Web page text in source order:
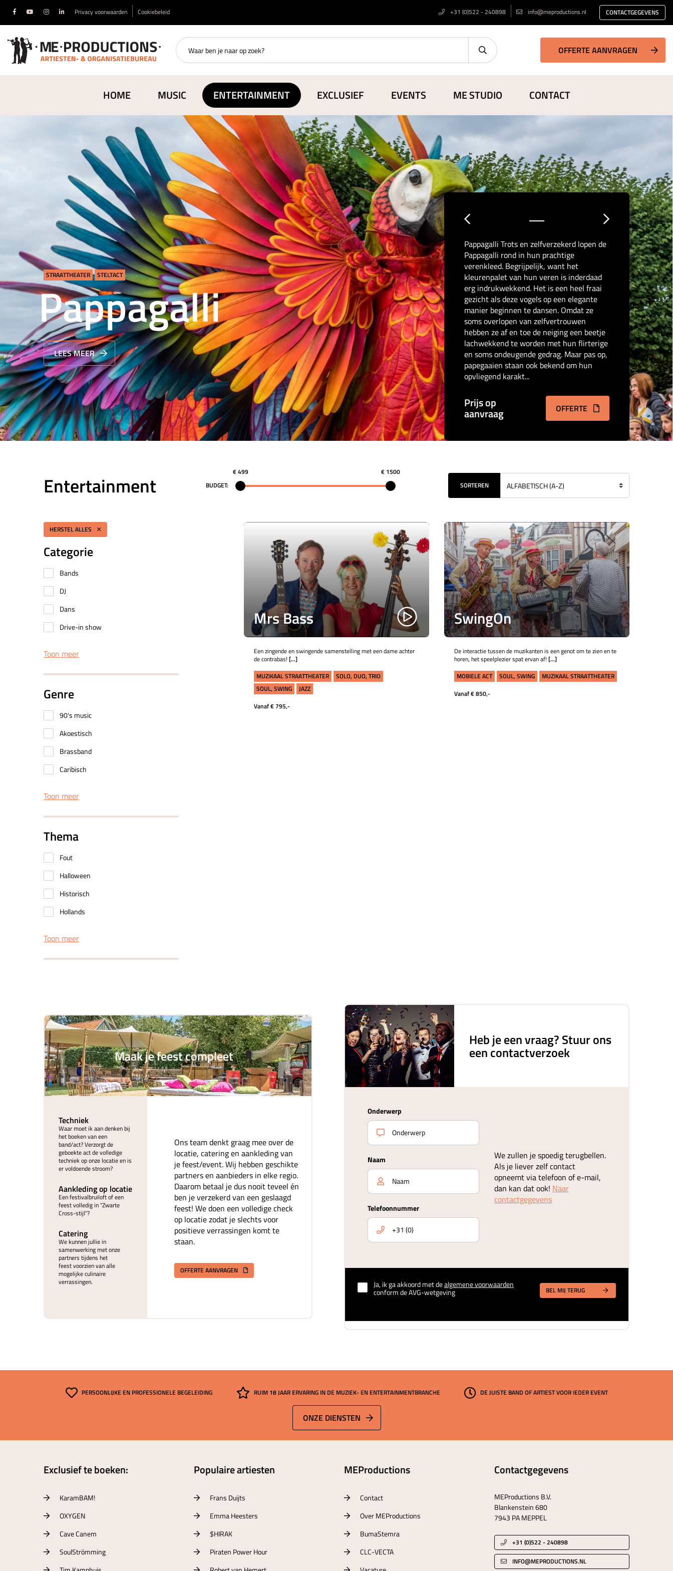
Privacy voorwaarden Cookiebeleid +31 (0)522 - 240898 info@meproductions.nl CONTACTGEGEVENS
OFFERTE AANVRAGEN
HOME MUSIC ENTERTAINMENT EXCLUSIEF EVENTS ME STUDIO CONTACT
STRAATTHEATER STELTACT
Pappagalli
LEES MEER
Pappagalli Trots en zelfverzekerd lopen de
Pappagalli rond in hun prachtige
verenkleed. Begrijpelijk, want het
kleurenpalet van hun veren is inderdaad
erg indrukwekkend. Het is een heel fraai
gezicht als deze vogels op een elegante
manier beginnen te dansen. Omdat ze
soms overlopen van zelfvertrouwen
hebben ze af en toe de neiging een beetje
lachwekkend te worden met hun flirterige
en soms ondeugende gedrag. Maar pas op,
papegaaien staan ook bekend om hun
opvliegend karakt...
Prijs op
aanvraag OFFERTE
Entertainment BUDGET:
€ 499
€ 1500
SORTEREN
HERSTEL ALLES
Categorie
Bands
DJ
Dans
Drive-in show
Toon meer
Genre
90's music
Akoestisch
Brassband
Caribisch
Toon meer
Thema
Fout
Halloween
Historisch
Hollands
Toon meer
Mrs Bass
Een zingende en swingende samenstelling met een dame achter
de contrabas! [...]
MUZIKAAL STRAATTHEATER
SOLO, DUO, TRIO
SOUL, SWING
JAZZ
Vanaf € 795,-
SwingOn
De interactie tussen de muzikanten is een genot om te zien en te
horen, het speelplezier spat ervan af! [...]
MOBIELE ACT
SOUL, SWING
MUZIKAAL STRAATTHEATER
Vanaf € 850,-
Maak je feest compleet
Techniek
Waar moet ik aan denken bij
het boeken van een
band/act? Verzorgt de
geboekte act de volledige
techniek op onze locatie en is
er voldoende stroom?
Aankleding op locatie
Een festivalbruiloft of een
feest volledig in "Zwarte
Cross-stijl"?
Catering
We kunnen jullie in
samenwerking met onze
partners tijdens het
feest voorzien van alle
mogelijke culinaire
verrassingen.
Ons team denkt graag mee over de
locatie, catering en aankleding van
je feest/event. Wij hebben geschikte
partners en aanbieders in elke regio.
Daarom betaal je dus nooit teveel én
ben je verzekerd van een geslaagd
feest! We doen een volledige check
op locatie zodat je slechts voor
positieve verrassingen komt te
staan.
OFFERTE AANVRAGEN
Heb je een vraag? Stuur ons
een contactverzoek
Onderwerp
Naam
Telefoonnummer
We zullen je spoedig terugbellen.
Als je liever zelf contact
opneemt via telefoon of e-mail,
dan kan dat ook! Naar
contactgegevens
Ja, ik ga akkoord met dealgemene voorwaarden
conform de AVG-wetgeving BEL MIJ TERUG
PERSOONLIJKE EN PROFESSIONELE BEGELEIDING RUIM 18 JAAR ERVARING IN DE MUZIEK- EN ENTERTAINMENTBRANCHE DE JUISTE BAND OF ARTIEST VOOR IEDER EVENT
ONZE DIENSTEN
Exclusief te boeken:
KaramBAM!
OXYGEN
Cave Canem
SoulStrömming
Populaire artiesten
Frans Duijts
Emma Heesters
$HIRAK
Piraten Power Hour
MEProductions
Contact
Over MEProductions
BumaStemra
CLC-VECTA
Contactgegevens
MEProductions B.V.
Blankenstein 680
7943 PA MEPPEL
+31 (0)522 - 240898
INFO@MEPRODUCTIONS.NL